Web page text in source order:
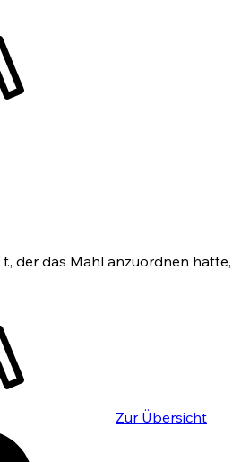
f., der das Mahl anzuordnen hatte,
Zur Übersicht